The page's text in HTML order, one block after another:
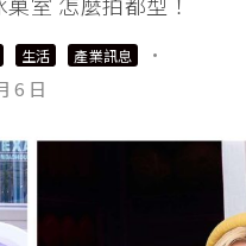
生活 產業訊息
·
6 日